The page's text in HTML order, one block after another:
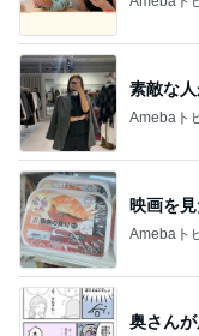
素敵な
Amebaト
映画を
Amebaト
奥さん